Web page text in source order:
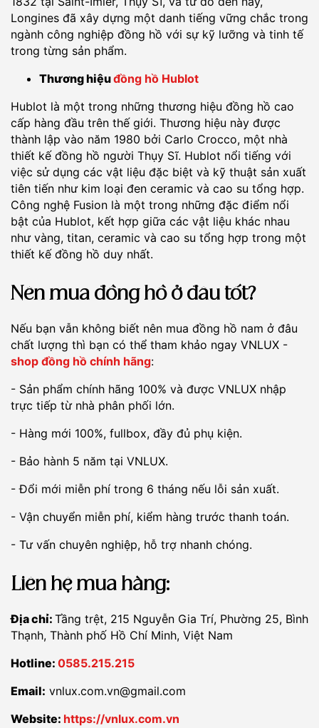
Longines đã xây dựng một danh tiếng vững chắc trong
ngành công nghiệp đồng hồ với sự kỹ lưỡng và tinh tế
trong từng sản phẩm.
Thương hiệuđồng hồ Hublot
Hublot là một trong những thương hiệu đồng hồ cao
cấp hàng đầu trên thế giới. Thương hiệu này được
thành lập vào năm 1980 bởi Carlo Crocco, một nhà
thiết kế đồng hồ người Thụy Sĩ. Hublot nổi tiếng với
việc sử dụng các vật liệu đặc biệt và kỹ thuật sản xuất
tiên tiến như kim loại đen ceramic và cao su tổng hợp.
Công nghệ Fusion là một trong những đặc điểm nổi
bật của Hublot, kết hợp giữa các vật liệu khác nhau
như vàng, titan, ceramic và cao su tổng hợp trong một
thiết kế đồng hồ duy nhất.
Nên mua đồng hồ ở đâu tốt?
Nếu bạn vẫn không biết nên mua đồng hồ nam ở đâu
chất lượng thì bạn có thể tham khảo ngay VNLUX -
shop đồng hồ chính hãng:
- Sản phẩm chính hãng 100% và được VNLUX nhập
trực tiếp từ nhà phân phối lớn.
- Hàng mới 100%, fullbox, đầy đủ phụ kiện.
- Bảo hành 5 năm tại VNLUX.
- Đổi mới miễn phí trong 6 tháng nếu lỗi sản xuất.
- Vận chuyển miễn phí, kiểm hàng trước thanh toán.
- Tư vấn chuyên nghiệp, hỗ trợ nhanh chóng.
Liên hệ mua hàng:
Địa chỉ: Tầng trệt, 215 Nguyễn Gia Trí, Phường 25, Bình
Thạnh, Thành phố Hồ Chí Minh, Việt Nam
Hotline: 0585.215.215
Email: vnlux.com.vn@gmail.com
Website: https://vnlux.com.vn